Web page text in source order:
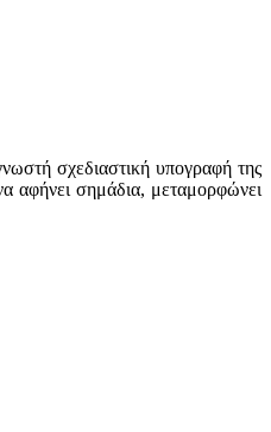
σχεδιαστική υπογραφή της
αφήνει σημάδια, μεταμορφώνει